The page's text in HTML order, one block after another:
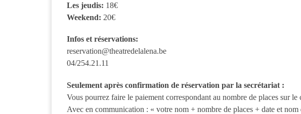
Les jeudis: 18€
Weekend: 20€
Infos et réservations:
reservation@theatredelalena.be
04/254.21.11
Seulement après confirmation de réservation par la secrétariat :
Vous pourrez faire le paiement correspondant au nombre de places sur
Avec en communication : « votre nom + nombre de places + date et nom